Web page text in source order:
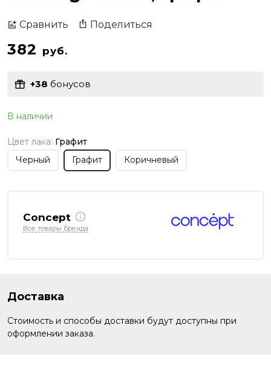
Сравнить Поделиться
382 руб.
+38 бонусов
В наличии
Цвет лака: Графит
Черный
Графит Коричневый
Concept
Все товары бренда
Доставка
Стоимость и способы доставки будут доступны при
оформлении заказа.